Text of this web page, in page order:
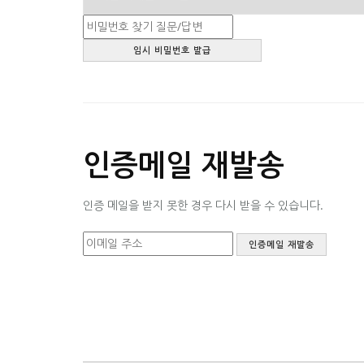
인증메일 재발송
인증 메일을 받지 못한 경우 다시 받을 수 있습니다.